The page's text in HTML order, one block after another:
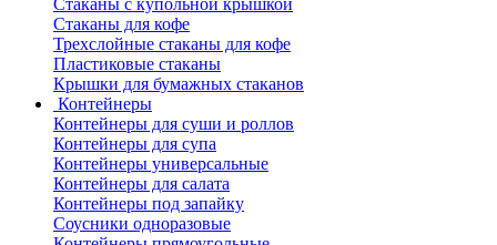
Стаканы с купольной крышкой
Стаканы для кофе
Трехслойные стаканы для кофе
Пластиковые стаканы
Крышки для бумажных стаканов
Контейнеры
Контейнеры для суши и роллов
Контейнеры для супа
Контейнеры универсальные
Контейнеры для салата
Контейнеры под запайку
Соусники одноразовые